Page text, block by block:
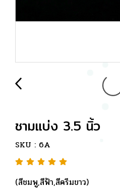
ชามแบ่ง 3.5 นิ้ว
SKU : 6A
(สีชมพู,สีฟ้า,สีครีมขาว)